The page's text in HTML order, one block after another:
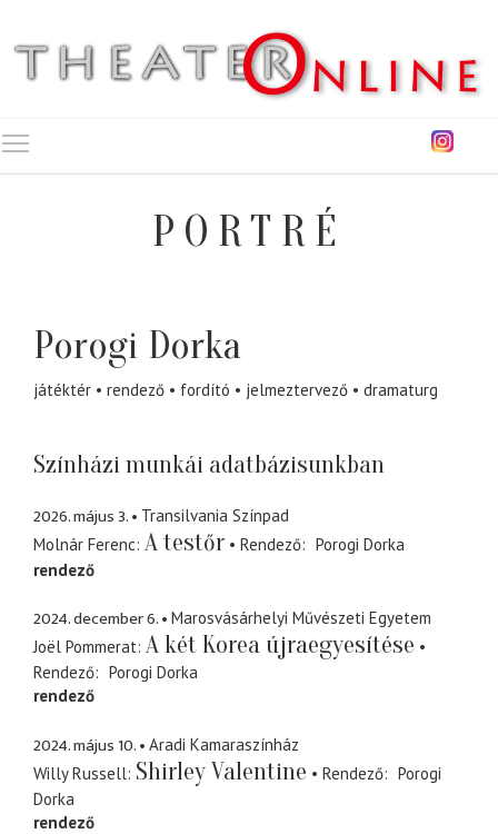
PORTRÉ
Porogi Dorka
játéktér rendező fordító jelmeztervező dramaturg
Színházi munkái adatbázisunkban
2026. május 3.
Transilvania Színpad
Molnár Ferenc A testőr Rendező
Porogi Dorka
rendező
2024. december 6.
Marosvásárhelyi Művészeti Egyetem
Joël Pommerat A két Korea újraegyesítése
Rendező
Porogi Dorka
rendező
2024. május 10.
Aradi Kamaraszínház
Willy Russell Shirley Valentine Rendező
Porogi
Dorka
rendező